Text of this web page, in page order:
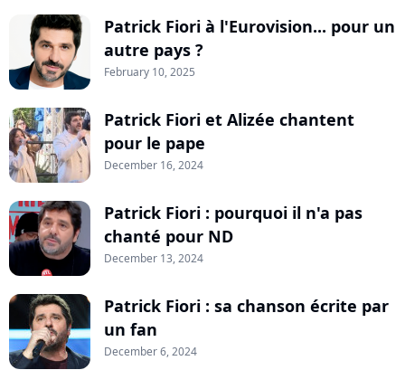
Patrick Fiori à l'Eurovision... pour un
autre pays ?
February 10, 2025
Patrick Fiori et Alizée chantent
pour le pape
December 16, 2024
Patrick Fiori : pourquoi il n'a pas
chanté pour ND
December 13, 2024
Patrick Fiori : sa chanson écrite par
un fan
December 6, 2024